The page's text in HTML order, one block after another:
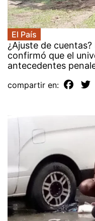
El País
¿Ajuste de
confirmó que el
antecedentes
compartir en: